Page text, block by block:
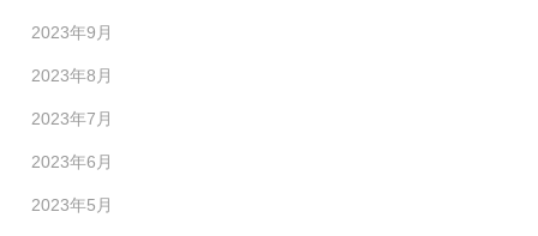
2023年9月
2023年8月
2023年7月
2023年6月
2023年5月